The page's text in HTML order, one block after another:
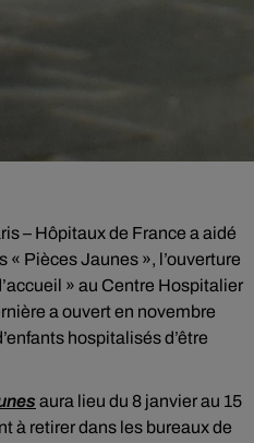
– Hôpitaux de France a aidé
« Pièces Jaunes », l’ouverture
» au Centre Hospitalier
a ouvert en novembre
hospitalisés d’être
aura lieu du 8 janvier au 15
à retirer dans les bureaux de